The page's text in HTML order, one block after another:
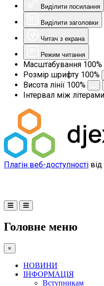
Виділити посилання
Виділити заголовки
Читач з екрана
Режим читання
Масштабування 100%
Розмір шрифту 100%
Висота лінії 100%
Інтервал між літерами
Плагін веб-доступності
Головне меню
×
НОВИНИ
ІНФОРМАЦІЯ
Вступникам